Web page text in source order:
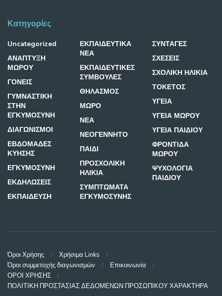
Κατηγορίες
Uncategorized
ΑΝΑΠΤΥΞΗ
ΜΩΡΟΥ
ΓΟΝΕΙΣ
ΓΥΜΝΑΣΤΙΚΗ
ΣΤΗΝ
ΕΓΚΥΜΟΣΥΝΗ
ΔΙΑΓΩΝΙΣΜΟΙ
ΕΒΔΟΜΑΔΕΣ
ΚΥΗΣΗΣ
ΕΓΚΥΜΟΣΥΝΗ
ΕΚΔΗΛΩΣΕΙΣ
ΕΚΠΑΙΔΕΥΣΗ
ΕΚΠΑΙΔΕΥΤΙΚΑ
ΝΕΑ
ΕΚΠΑΙΔΕΥΤΙΚΕΣ
ΣΥΜΒΟΥΛΕΣ
ΘΗΛΑΣΜΟΣ
ΜΩΡΟ
ΝΕΑ
ΝΕΟΓΕΝΝΗΤΟ
ΠΑΙΔΙ
ΠΡΟΣΧΟΛΙΚΗ
ΗΛΙΚΙΑ
ΣΥΜΠΤΩΜΑΤΑ
ΕΓΚΥΜΟΣΥΝΗΣ
ΣΥΝΤΑΓΕΣ
ΣΧΕΣΕΙΣ
ΣΧΟΛΙΚΗ ΗΛΙΚΙΑ
ΤΟΚΕΤΟΣ
ΥΓΕΙΑ
ΥΓΕΙΑ ΜΩΡΟΥ
ΥΓΕΙΑ ΠΑΙΔΙΟΥ
ΦΡΟΝΤΙΔΑ
ΜΩΡΟΥ
ΨΥΧΟΛΟΓΙΑ
ΠΑΙΔΙΟΥ
Όροι Χρήσης
Χρήσιμα Links
Όροι συμμετοχής διαγωνισμών
Επικοινωνία
ΟΡΟΙ ΧΡΗΣΗΣ
ΠΟΛΙΤΙΚΗ ΠΡΟΣΤΑΣΙΑΣ ΔΕΔΟΜΕΝΩΝ ΠΡΟΣΩΠΙΚΟΥ ΧΑΡΑΚΤΗΡΑ